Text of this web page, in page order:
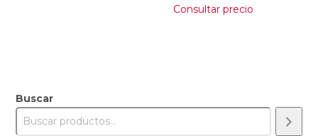
Consultar precio
Buscar